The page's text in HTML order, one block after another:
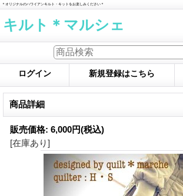
＊オリジナルのハワイアンキルト・キットをお楽しみください＊
キルト＊マルシェ
ログイン 新規登録はこちら
商品詳細
販売価格: 6,000円(税込)
[在庫あり]